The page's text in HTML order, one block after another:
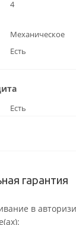
4
Механическое
Есть
Есть
гарантия
в